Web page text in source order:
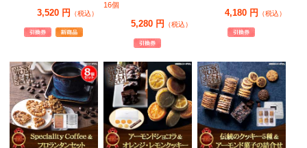
3,520 円 （税込）
16個
5,280 円 （税込）
4,180 円 （税込）